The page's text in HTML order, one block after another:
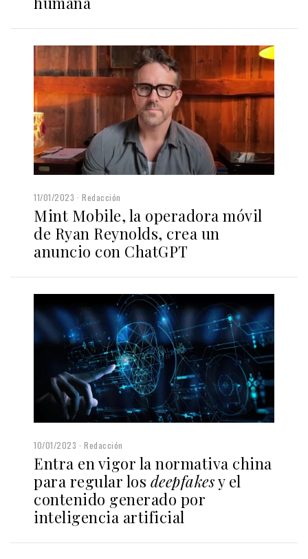
11/01/2023 Redacción
Mint Mobile, la operadora móvil
de Ryan Reynolds, crea un
anuncio con ChatGPT
10/01/2023 Redacción
Entra en vigor la normativa china
para regular los deepfakesy el
contenido generado por
inteligencia artificial